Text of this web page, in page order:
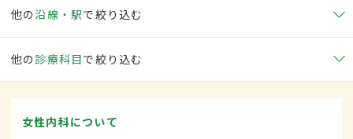
他の沿線・駅で絞り込む
他の 診療科目で絞り込む
女性内科について